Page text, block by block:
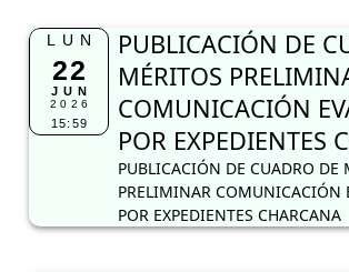
LUN
22
JUN
2026
15:59
PUBLICACIÓN DE
MÉRITOS
COMUNICACIÓN
POR EXPEDIENTES
PUBLICACIÓN DE CUADRO DE
PRELIMINAR COMUNICACIÓN
POR EXPEDIENTES CHARCANA